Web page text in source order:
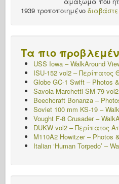
1939 τροποποιημένο
Τα πιο
USS Iowa – WalkAround
ISU-152 vol2 – Περίπατος
Globe GC-1 Swift – Photos
Savoia Marchetti SM-79
Beechcraft Bonanza –
Soviet 100 mm KS-19 –
Vought F-8 Crusader –
DUKW vol2 – Περίπατος
M110A2 Howitzer – Photos
Italian ‘Human Torpedo’ –